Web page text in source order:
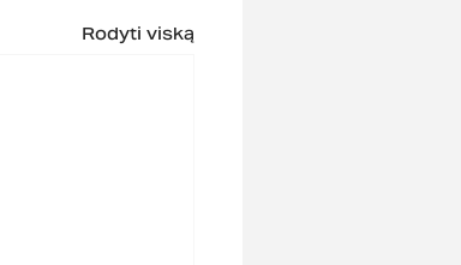
Rodyti viską